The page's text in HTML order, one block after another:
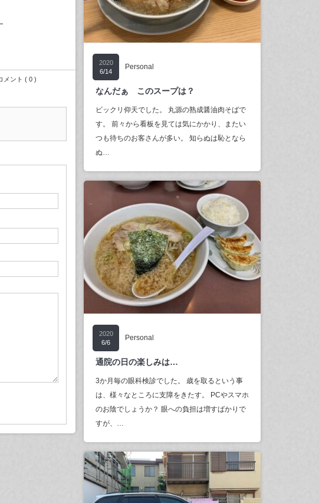
メント ( 0 )
2020
6/14
Personal
なんだぁ このスープは？
ビックリ仰天でした。 丸源の熟成醤油肉そばで
す。 前々から看板を見ては気にかかり、またい
つも待ちのお客さんが多い。 知らぬは恥となら
ぬ…
2020
6/6
Personal
通院の日の楽しみは…
3か月毎の眼科検診でした。 歳を取るという事
は、様々なところに支障をきたす。 PCやスマホ
のお陰でしょうか？ 眼への負担は増すばかりで
すが、…